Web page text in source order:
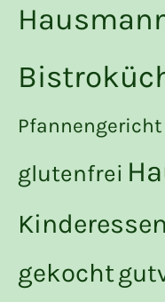
Pfannengericht
glutenfrei
Kinderessen
gekocht